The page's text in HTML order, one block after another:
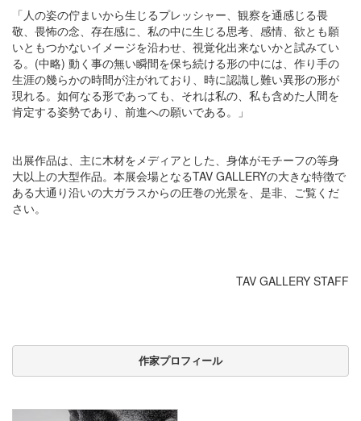
「人の姿の佇まいから生じるプレッシャー、観察を通感じる畏
敬、畏怖の念、存在感に、私の中に生じる思考、感情、欲とも願
いともつかないイメージを沿わせ、視覚化出来ないかと試みてい
る。(中略) 動く事の無い瞬間を保ち続ける形の中には、作り手の
生涯の幾らかの時間が注がれており、時に認識し難い異形の形が
現れる。如何なる形であっても、それは私の、私も含めた人間を
肯定する姿勢であり、前進への願いである。」
出展作品は、主に木材をメディアとした、身体がモチーフの等身
大以上の大型作品。本展会場となるTAV GALLERYの大きな特徴で
ある大通り沿いの大ガラスからの圧巻の光景を、是非、ご覧くだ
さい。
TAV GALLERY STAFF
作家プロフィール